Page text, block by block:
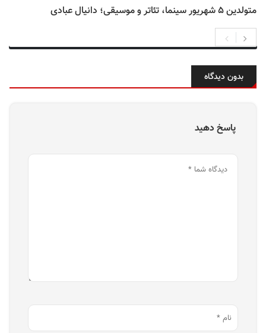
متولدین ۵ شهریور سینما، تئاتر و موسیقی؛ دانیال عبادی
بدون دیدگاه
پاسخ دهید